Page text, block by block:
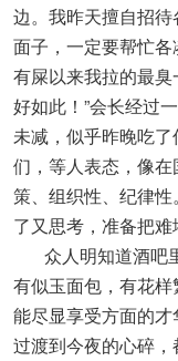
边。我昨天擅自招
面子，一定要帮忙
有屎以来我拉的最
好如此！”会长经过
未减，似乎昨晚吃
们，等人表态，像
策、组织性、纪律
了又思考，准备把难
众人明知道酒吧
有似玉面包，有花
能尽显享受方面的
过渡到今夜的心碎，